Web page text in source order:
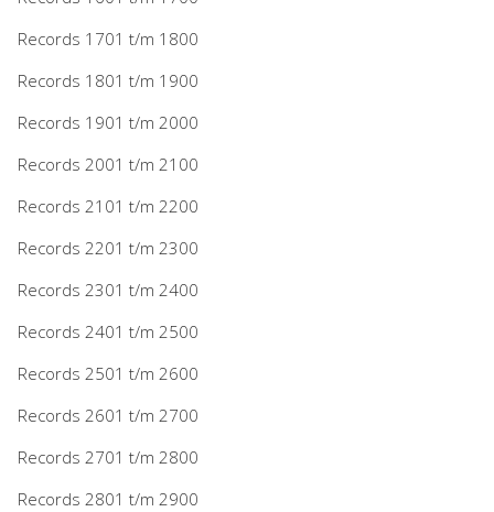
Records 1701 t/m 1800
Records 1801 t/m 1900
Records 1901 t/m 2000
Records 2001 t/m 2100
Records 2101 t/m 2200
Records 2201 t/m 2300
Records 2301 t/m 2400
Records 2401 t/m 2500
Records 2501 t/m 2600
Records 2601 t/m 2700
Records 2701 t/m 2800
Records 2801 t/m 2900